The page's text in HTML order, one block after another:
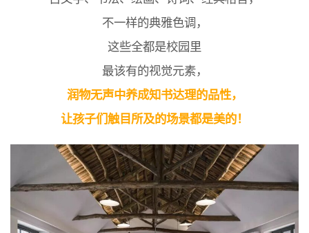
不一样的典雅色调，
这些全都是校园里
最该有的视觉元素，
润物无声中养成知书达理的品性，
让孩子们触目所及的场景都是美的！